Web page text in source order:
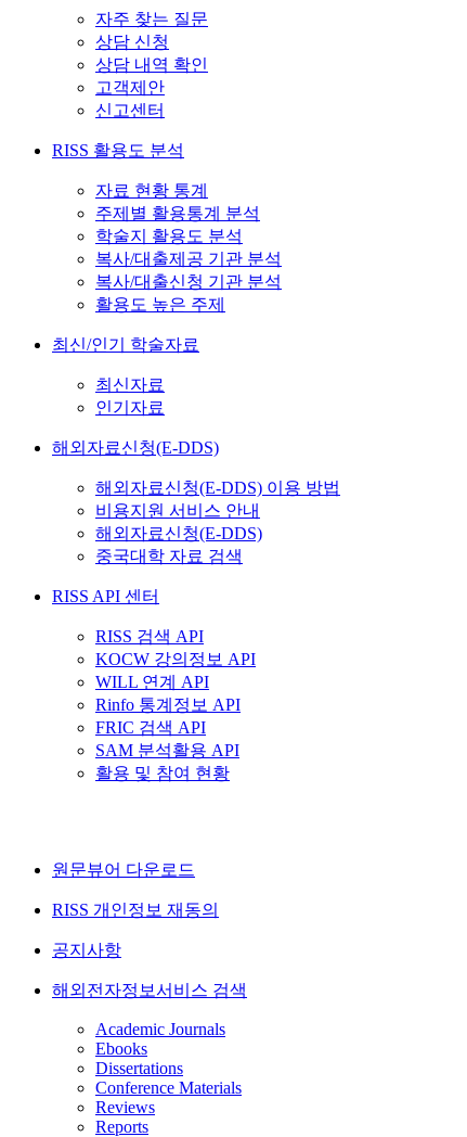
자주 찾는 질문
상담 신청
상담 내역 확인
고객제안
신고센터
RISS 활용도 분석
자료 현황 통계
주제별 활용통계 분석
학술지 활용도 분석
복사/대출제공 기관 분석
복사/대출신청 기관 분석
활용도 높은 주제
최신/인기 학술자료
최신자료
인기자료
해외자료신청(E-DDS)
해외자료신청(E-DDS) 이용 방법
비용지원 서비스 안내
해외자료신청(E-DDS)
중국대학 자료 검색
RISS API 센터
RISS 검색 API
KOCW 강의정보 API
WILL 연계 API
Rinfo 통계정보 API
FRIC 검색 API
SAM 분석활용 API
활용 및 참여 현황
원문뷰어 다운로드
RISS 개인정보 재동의
공지사항
해외전자정보서비스 검색
Academic Journals
Ebooks
Dissertations
Conference Materials
Reviews
Reports